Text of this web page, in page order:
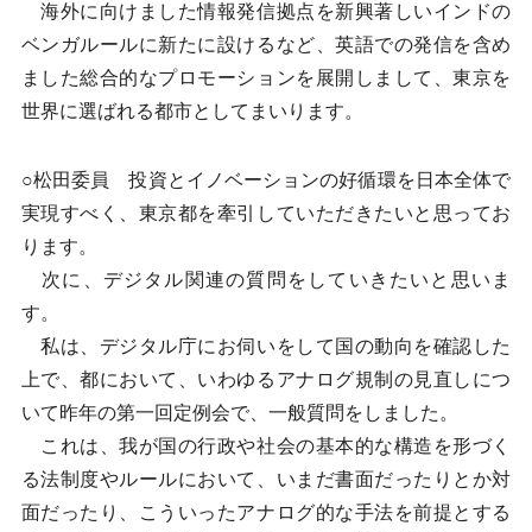
海外に向けました情報発信拠点を新興著しいインドの
ベンガルールに新たに設けるなど、英語での発信を含め
ました総合的なプロモーションを展開しまして、東京を
世界に選ばれる都市としてまいります。
○松田委員 投資とイノベーションの好循環を日本全体で
実現すべく、東京都を牽引していただきたいと思ってお
ります。
次に、デジタル関連の質問をしていきたいと思いま
す。
私は、デジタル庁にお伺いをして国の動向を確認した
上で、都において、いわゆるアナログ規制の見直しにつ
いて昨年の第一回定例会で、一般質問をしました。
これは、我が国の行政や社会の基本的な構造を形づく
る法制度やルールにおいて、いまだ書面だったりとか対
面だったり、こういったアナログ的な手法を前提とする